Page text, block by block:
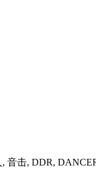
击, DDR,